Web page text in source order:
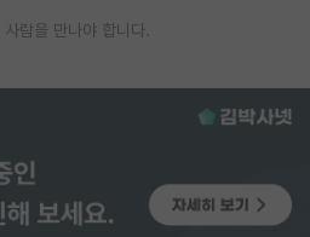
람을 만나야 합니다.